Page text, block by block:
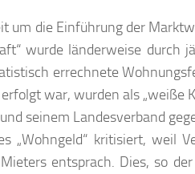
um die Einführung der
wurde länderweise durch
errechnete
war, wurden als „weiße
seinem Landesverband
„Wohngeld“ kritisiert, weil
entsprach. Dies, so